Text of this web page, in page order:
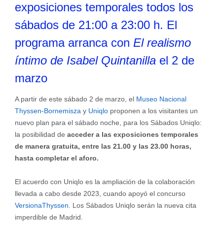
exposiciones temporales todos los
sábados de 21:00 a 23:00 h. El
programa arranca con El realismo
íntimo de Isabel Quintanillael 2 de
marzo
A partir de este sábado 2 de marzo, el Museo Nacional
Thyssen-Bornemisza y Uniqloproponen a los visitantes un
nuevo plan para el sábado noche, para los Sábados Uniqlo:
la posibilidad de acceder a las exposiciones temporales
de manera gratuita, entre las 21.00 y las 23.00 horas,
hasta completar el aforo.
El acuerdo con Uniqlo es la ampliación de la colaboración
llevada a cabo desde 2023, cuando apoyó el concurso
VersionaThyssen . Los Sábados Uniqlo serán la nueva cita
imperdible de Madrid.